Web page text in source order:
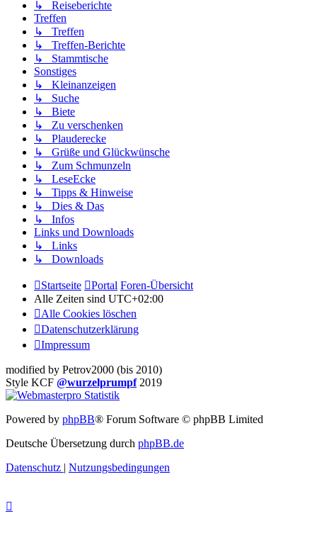
↳ Reiseberichte
Treffen
↳ Treffen
↳ Treffen-Berichte
↳ Stammtische
Sonstiges
↳ Kleinanzeigen
↳ Suche
↳ Biete
↳ Zu verschenken
↳ Plauderecke
↳ Grüße und Glückwünsche
↳ Zum Schmunzeln
↳ LeseEcke
↳ Tipps & Hinweise
↳ Dies & Das
↳ Infos
Links und Downloads
↳ Links
↳ Downloads
Startseite Portal Foren-Übersicht
Alle Zeiten sind UTC+02:00
Alle Cookies löschen
Datenschutzerklärung
Impressum
modified by Petrov2000 (bis 2010)
Style KCF @wurzelprumpf2019
Powered by phpBB® Forum Software © phpBB Limited
Deutsche Übersetzung durch phpBB.de
Datenschutz | Nutzungsbedingungen